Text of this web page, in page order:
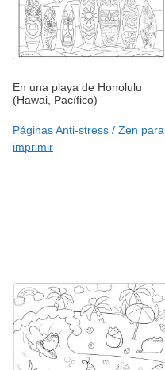
En una playa de Honolulu
(Hawai, Pacífico)
Páginas Anti-stress / Zen para
imprimir